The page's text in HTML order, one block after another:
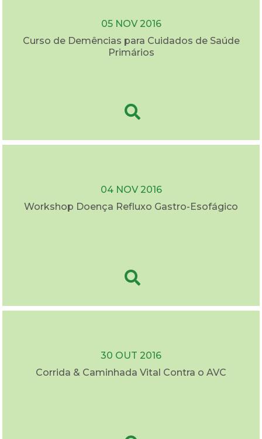
05 NOV 2016
Curso de Demências para Cuidados de Saúde
Primários
04 NOV 2016
Workshop Doença Refluxo Gastro-Esofágico
30 OUT 2016
Corrida & Caminhada Vital Contra o AVC